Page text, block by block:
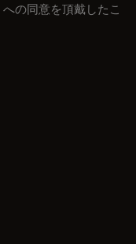
への同意を頂戴したこ